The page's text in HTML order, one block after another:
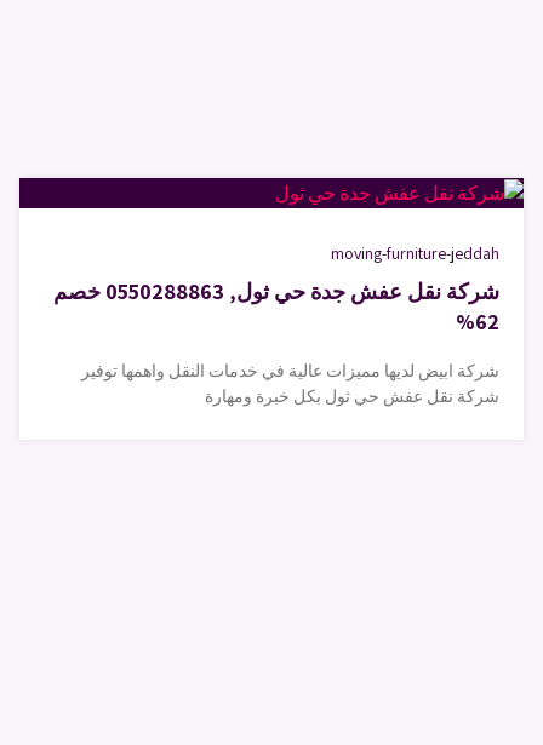
moving-furniture-jeddah
شركة نقل عفش جدة حي ثول, 0550288863 خصم
62%
شركة ابيض لديها مميزات عالية في خدمات النقل واهمها توفير
شركة نقل عفش حي ثول بكل خبرة ومهارة